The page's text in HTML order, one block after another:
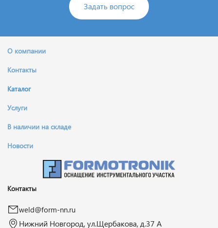
Задать вопрос
О компании
Контакты
Каталог
Услуги
В наличии на складе
Новости
Контакты
weld@form-nn.ru
Нижний Новгород, ул.Щербакова, д.37 А